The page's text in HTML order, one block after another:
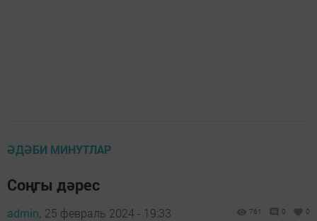
ӘДӘБИ МИНУТЛАР
Соңгы дәрес
admin, 25 февраль 2024 - 19:33 761 0 0